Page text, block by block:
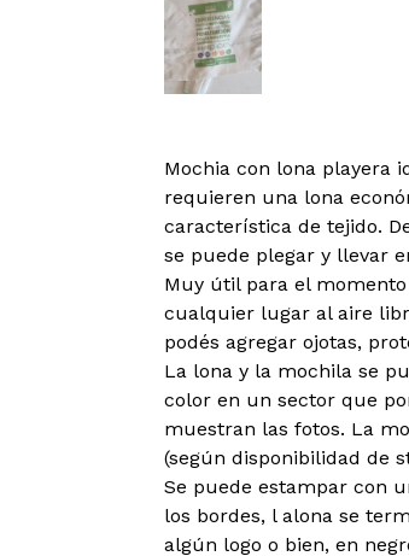
Mochia con lona playera
requieren una lona
característica de tejido.
se puede plegar y llevar
Muy útil para el
cualquier lugar al aire
podés agregar ojotas,
La lona y la mochila se
color en un sector que
muestran las fotos. La
(según disponibilidad de
Se puede estampar con
los bordes, l alona se
algún logo o bien, en